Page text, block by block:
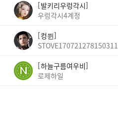
발키리우렁각시
우렁각시4계정
컹쮠
STOVE170721278150311
하늘구름여우비
로제하일